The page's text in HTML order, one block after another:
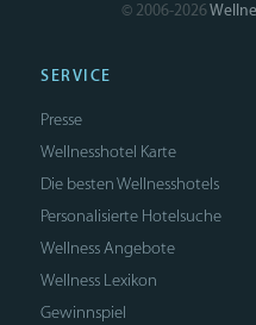
© 2006-2026
SERVICE
Presse
Wellnesshotel Karte
Die besten Wellnesshotels
Personalisierte Hotelsuche
Wellness Angebote
Wellness Lexikon
Gewinnspiel